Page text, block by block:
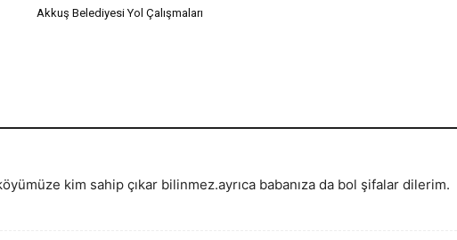
Akkuş Belediyesi Yol Çalışmaları
kim sahip çıkar bilinmez.ayrıca babanıza da bol şifalar dilerim.